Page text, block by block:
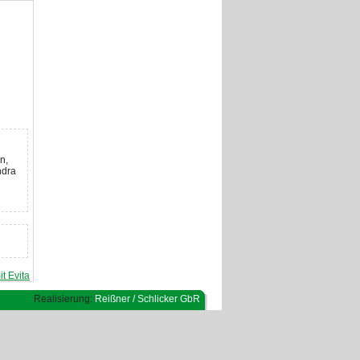
Evita
Realisierung: Reißner / Schlicker GbR